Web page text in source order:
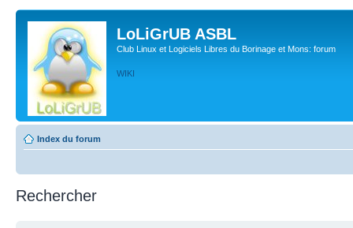
LoLiGrUB ASBL
Club Linux et Logiciels Libres du Borinage et Mons: forum
WIKI
Index du forum
Rechercher